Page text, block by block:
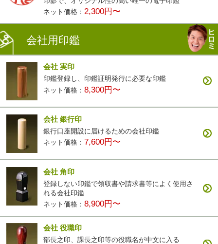
ネット価格： 2,300円〜
会社用印鑑
会社 実印
印鑑登録し、印鑑証明発行に必要な印鑑
ネット価格：8,300円〜
会社 銀行印
銀行口座開設に届けるための会社印鑑
ネット価格： 7,600円〜
会社 角印
登録しない印鑑で領収書や請求書等によく使用さ
れる会社印鑑
ネット価格：8,900円〜
会社 役職印
部長之印、課長之印等の役職名が中文に入る